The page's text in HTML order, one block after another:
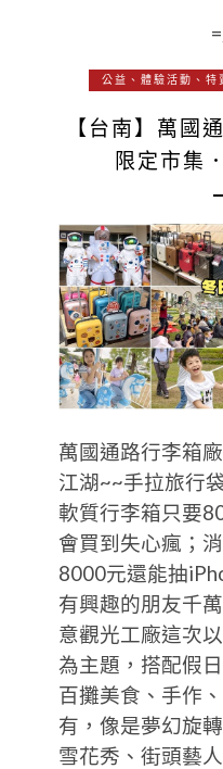
公益、體驗活動、特
【台南】萬國
限定市集
萬國通路行李箱
江湖~~手拉旅行
軟質行李箱只要
會買到失心瘋；
8000元還能抽
有興趣的朋友千
意觀光工廠這次
為主題，搭配假
百攤美食、手作
有，像是夢幻旋
雪花秀、街頭藝